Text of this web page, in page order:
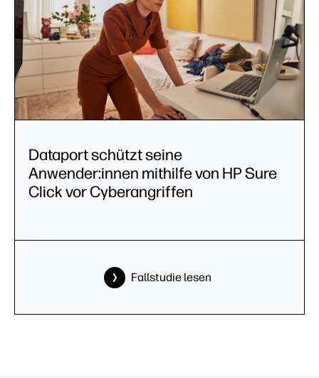
Dataport schützt seine
Anwender:innen mithilfe von HP Sure
Click vor Cyberangriffen
Fallstudie lesen